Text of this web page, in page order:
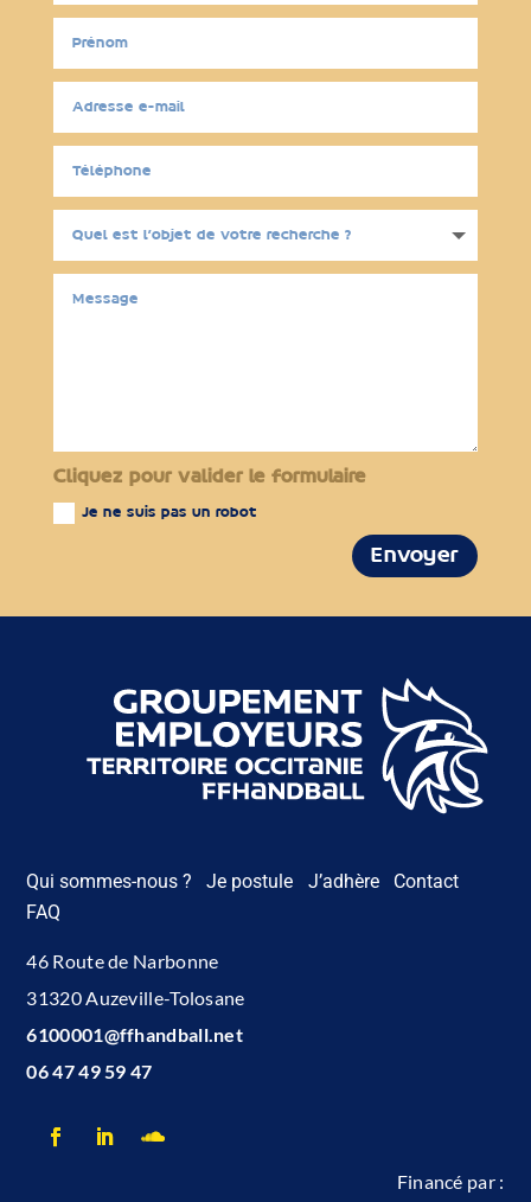
Cliquez pour valider le formulaire
Je ne suis pas un robot
Envoyer
Qui sommes-nous ? Je postule J’adhère
Contact
FAQ
46 Route de Narbonne
31320 Auzeville-Tolosane
6100001@ffhandball.net
06 47 49 59 47
Financé par :